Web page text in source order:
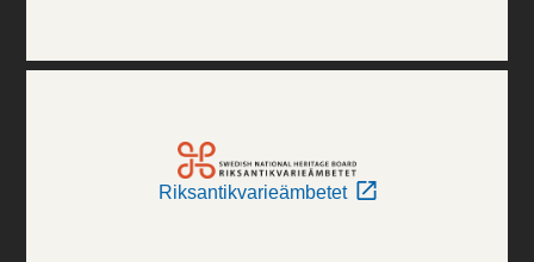
Riksantikvarieämbetet